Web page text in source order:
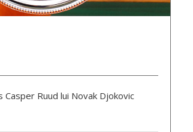
Casper Ruud lui Novak Djokovic